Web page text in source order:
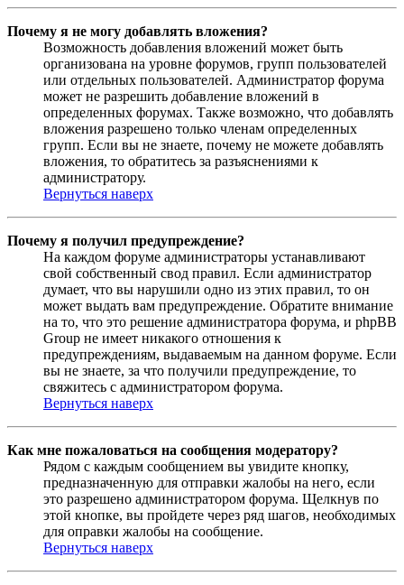
Почему я не могу добавлять вложения?
Возможность добавления вложений может быть
организована на уровне форумов, групп пользователей
или отдельных пользователей. Администратор форума
может не разрешить добавление вложений в
определенных форумах. Также возможно, что добавлять
вложения разрешено только членам определенных
групп. Если вы не знаете, почему не можете добавлять
вложения, то обратитесь за разъяснениями к
администратору.
Вернуться наверх
Почему я получил предупреждение?
На каждом форуме администраторы устанавливают
свой собственный свод правил. Если администратор
думает, что вы нарушили одно из этих правил, то он
может выдать вам предупреждение. Обратите внимание
на то, что это решение администратора форума, и phpBB
Group не имеет никакого отношения к
предупреждениям, выдаваемым на данном форуме. Если
вы не знаете, за что получили предупреждение, то
свяжитесь с администратором форума.
Вернуться наверх
Как мне пожаловаться на сообщения модератору?
Рядом с каждым сообщением вы увидите кнопку,
предназначенную для отправки жалобы на него, если
это разрешено администратором форума. Щелкнув по
этой кнопке, вы пройдете через ряд шагов, необходимых
для оправки жалобы на сообщение.
Вернуться наверх